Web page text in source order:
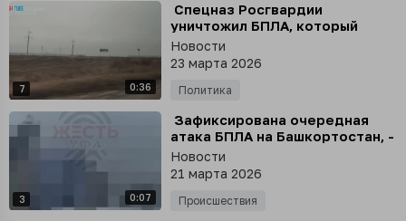
7 0:36
⁣ Спецназ Росгвардии
уничтожил БПЛА, который
атаковал губернатора
Белгородской области
Гладкова во время встречи с
жителями
Новости
23 марта 2026
Политика
3 0:07
⁣ Зафиксирована очередная
атака БПЛА на Башкортостан, -
Радий Хабиров
Новости
21 марта 2026
Происшествия